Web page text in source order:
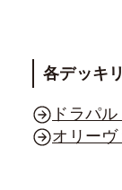
各デッキ
ドラパ
オリー